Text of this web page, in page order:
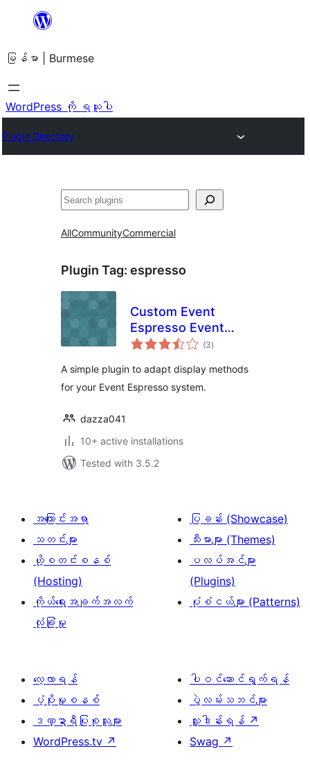
အကြောင်းအရာ
ကျော်သွား
ရန်
မြန်မာ | Burmese
WordPress ကို ရယူပါ
Plugin Directory
ရှာ
AllCommunityCommercial
Plugin Tag: espresso
Custom Event
Espresso Event
Displayer
(3total
ratings
)
A simple plugin to adapt display methods
for your Event Espresso system.
dazza041
10+ active installations
Tested with 3.5.2
အကြောင်းအရာ
သတင်းများ
ဟို့စတင်းစနစ်
(Hosting)
ကိုယ်ရေးအချက်အလက်
လုံခြုံမှု
ပြခန်း (Showcase)
သီးမားများ (Themes)
ပလပ်အင်များ
(Plugins)
ပုံစံငယ်များ (Patterns)
လေ့လာရန်
ပံ့ပိုးမှုစနစ်
ဒဏ္ဍာရီပြုစုသူများ
WordPress.tv ↗
ပါဝင်ဆောင်ရွက်ရန်
ပွဲလမ်းသဘင်များ
လှူဒါန်းရန် ↗
Swag ↗